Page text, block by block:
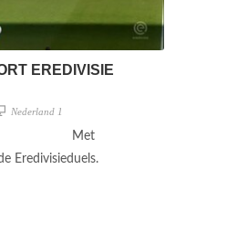
EREDIVISIE
Nederland 1
Met
Eredivisieduels.